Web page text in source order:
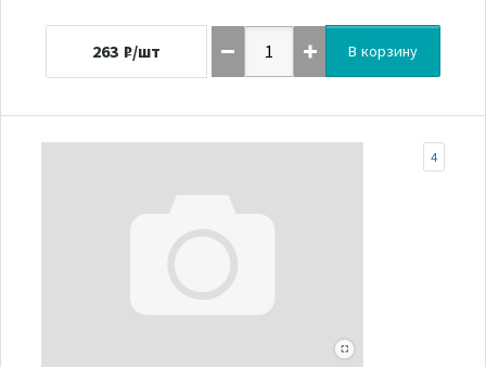
263 ₽/шт В корзину
4